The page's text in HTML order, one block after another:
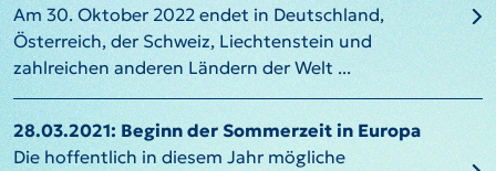
Am 30. Oktober 2022 endet in Deutschland,
Österreich, der Schweiz, Liechtenstein und
zahlreichen anderen Ländern der Welt ...
28.03.2021: Beginn der Sommerzeit in Europa
Die hoffentlich in diesem Jahr mögliche